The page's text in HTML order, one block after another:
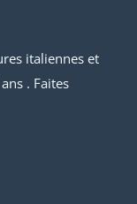
italiennes et
. Faites